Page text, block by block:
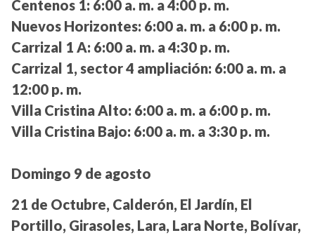
Centenos 1: 6:00 a. m. a 4:00 p. m.
Nuevos Horizontes: 6:00 a. m. a 6:00 p. m.
Carrizal 1 A: 6:00 a. m. a 4:30 p. m.
Carrizal 1, sector 4 ampliación: 6:00 a. m. a
12:00 p. m.
Villa Cristina Alto: 6:00 a. m. a 6:00 p. m.
Villa Cristina Bajo: 6:00 a. m. a 3:30 p. m.
Domingo 9 de agosto
21 de Octubre, Calderón, El Jardín, El
Portillo, Girasoles, Lara, Lara Norte, Bolívar,